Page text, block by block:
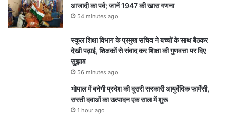
आजादी का पर्व; जानें 1947 की खास गणना
54 minutes ago
स्कूल शिक्षा विभाग के प्रमुख सचिव ने बच्चों के साथ बैठकर
देखी पढ़ाई, शिक्षकों से संवाद कर शिक्षा की गुणवत्ता पर दिए
सुझाव
56 minutes ago
भोपाल में बनेगी प्रदेश की दूसरी सरकारी आयुर्वेदिक फार्मेसी,
सस्ती दवाओं का उत्पादन एक साल में शुरू
1 hour ago